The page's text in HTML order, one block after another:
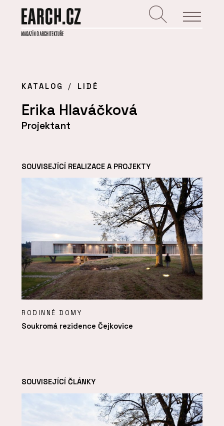
KATALOG LIDÉ
Erika Hlaváčková
Projektant
SOUVISEJÍCÍ REALIZACE A PROJEKTY
RODINNÉ DOMY
Soukromá rezidence Čejkovice
SOUVISEJÍCÍ ČLÁNKY